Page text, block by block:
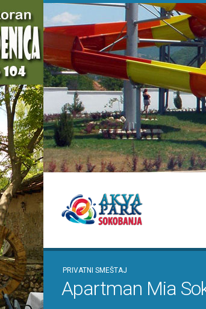
PRIVATNI SMEŠTAJ
Apartman Mia